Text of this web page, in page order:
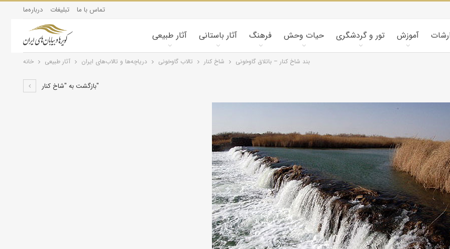
درباره‌ما تبلیغات تماس با ما
آثار طبیعی آثار باستانی فرهنگ حیات وحش تور و گردشگری آموزش
خانه آثار طبیعی درياچه‌‌ها و تالاب‌های ایران تالاب گاوخونی شاخ کنار بند شاخ کنار – باتلاق گاوخونی
بازگشت به "شاخ کنار"